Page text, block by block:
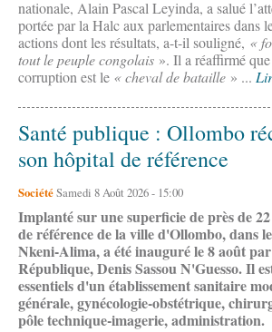
nationale, Alain Pascal Leyinda, a salué
portée par la Halc aux parlementaires dans
actions dont les résultats, a-t-il souligné, «
tout le peuple congolais ». Il a réaffirmé
corruption est le « cheval de bataille » ...
Santé publique : Ollombo
son hôpital de référence
SociétéSamedi 8 Août 2026 - 15:00
Implanté sur une superficie de près de
de référence de la ville d'Ollombo, dans
Nkeni-Alima, a été inauguré le 8 août
République, Denis Sassou N'Guesso. Il
essentiels d'un établissement sanitaire
générale, gynécologie-obstétrique,
pôle technique-imagerie, administration.